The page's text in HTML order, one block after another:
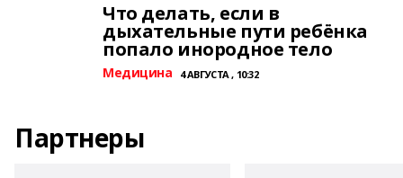
Что делать, если в
дыхательные пути ребёнка
попало инородное тело
Медицина 4 АВГУСТА , 10:32
Партнеры